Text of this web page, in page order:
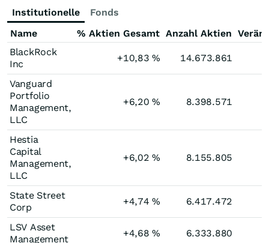
Institutionelle
Fonds
Name
% Aktien Gesamt Anzahl Aktien
BlackRock
Inc
+10,83% 14.673.861
Vanguard
Portfolio
Management,
LLC
+6,20% 8.398.571
Hestia
Capital
Management,
LLC
+6,02% 8.155.805
State Street
Corp
+4,74% 6.417.472
LSV Asset
Management
+4,68% 6.333.880